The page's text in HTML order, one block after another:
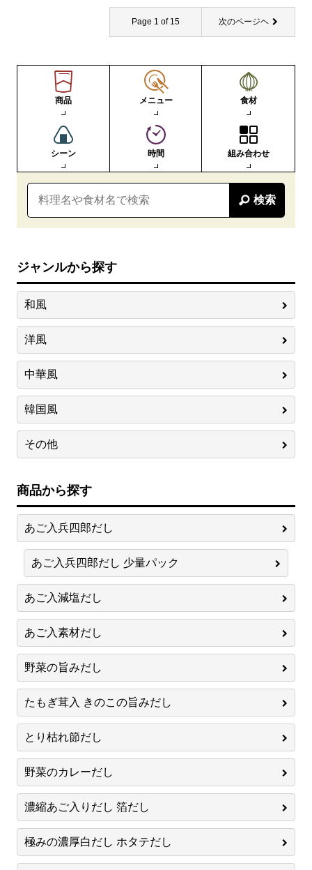
Page 1 of 15 次のページヘ
商品 メニュー 食材
シーン 時間 組み合わせ
検索
ジャンルから探す
和風
洋風
中華風
韓国風
その他
商品から探す
あご入兵四郎だし
あご入兵四郎だし 少量パック
あご入減塩だし
あご入素材だし
野菜の旨みだし
たもぎ茸入 きのこの旨みだし
とり枯れ節だし
野菜のカレーだし
濃縮あご入りだし 箔だし
極みの濃厚白だし ホタテだし